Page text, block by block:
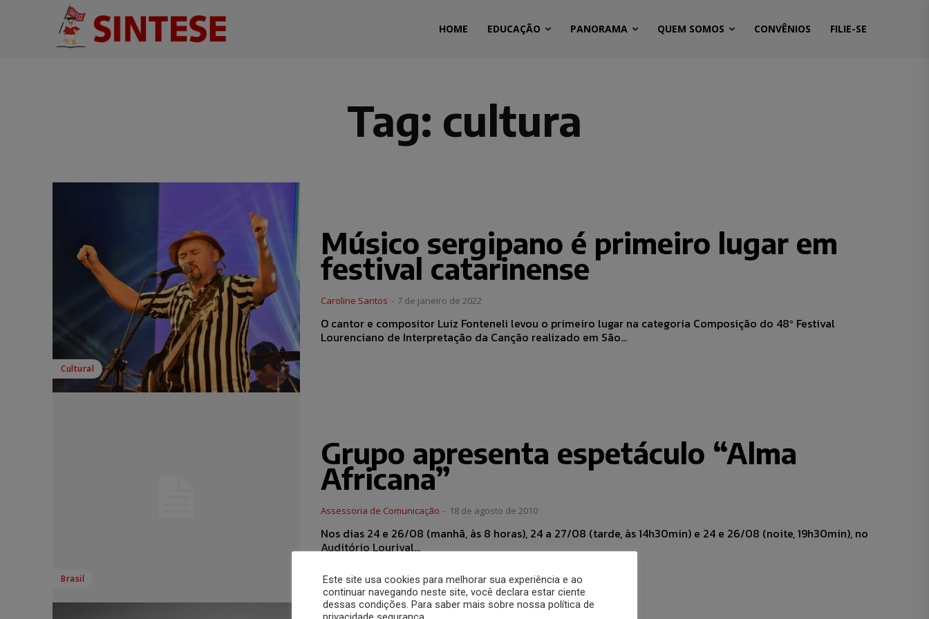
HOME EDUCAÇÃO PANORAMA QUEM SOMOS CONVÊNIOS FILIE-SE
Tag: cultura
Cultural
Músico sergipano é primeiro lugar em
festival catarinense
Caroline Santos - 7 de janeiro de 2022
O cantor e compositor Luiz Fonteneli levou o primeiro lugar na categoria Composição do 48º Festival
Lourenciano de Interpretação da Canção realizado em São...
Brasil
Grupo apresenta espetáculo “Alma
Africana”
Assessoria de Comunicação - 18 de agosto de 2010
Nos dias 24 e 26/08 (manhã, às 8 horas), 24 a 27/08 (tarde, às 14h30min) e 24 e 26/08 (noite, 19h30min), no
Auditório Lourival...
Este site usa cookies para melhorar sua experiência e ao
continuar navegando neste site, você declara estar ciente
dessas condições. Para saber mais sobre nossa política de